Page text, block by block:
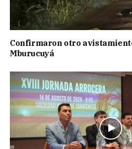
Confirmaron otro
Mburucuyá